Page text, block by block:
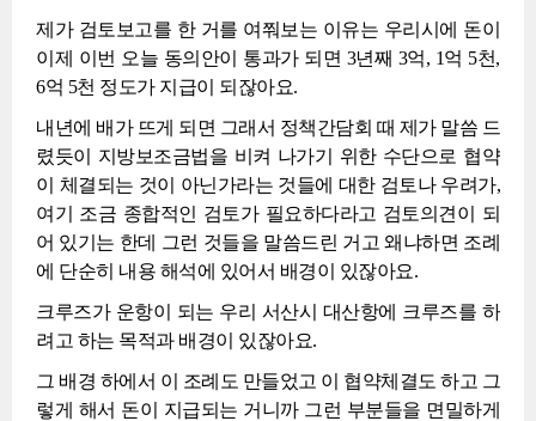
제가 검토보고를 한 거를 여쭤보는 이유는 우리시에 돈이
이제 이번 오늘 동의안이 통과가 되면 3년째 3억, 1억 5천,
6억 5천 정도가 지급이 되잖아요.
내년에 배가 뜨게 되면 그래서 정책간담회 때 제가 말씀 드
렸듯이 지방보조금법을 비켜 나가기 위한 수단으로 협약
이 체결되는 것이 아닌가라는 것들에 대한 검토나 우려가,
여기 조금 종합적인 검토가 필요하다라고 검토의견이 되
어 있기는 한데 그런 것들을 말씀드린 거고 왜냐하면 조례
에 단순히 내용 해석에 있어서 배경이 있잖아요.
크루즈가 운항이 되는 우리 서산시 대산항에 크루즈를 하
려고 하는 목적과 배경이 있잖아요.
그 배경 하에서 이 조례도 만들었고 이 협약체결도 하고 그
렇게 해서 돈이 지급되는 거니까 그런 부분들을 면밀하게